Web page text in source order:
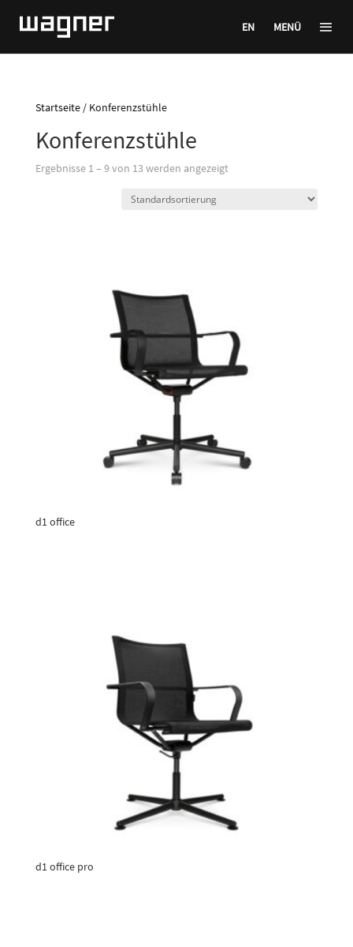
EN MENÜ
Startseite/ Konferenzstühle
Konferenzstühle
Ergebnisse 1 – 9 von 13 werden angezeigt
d1 office
d1 office pro